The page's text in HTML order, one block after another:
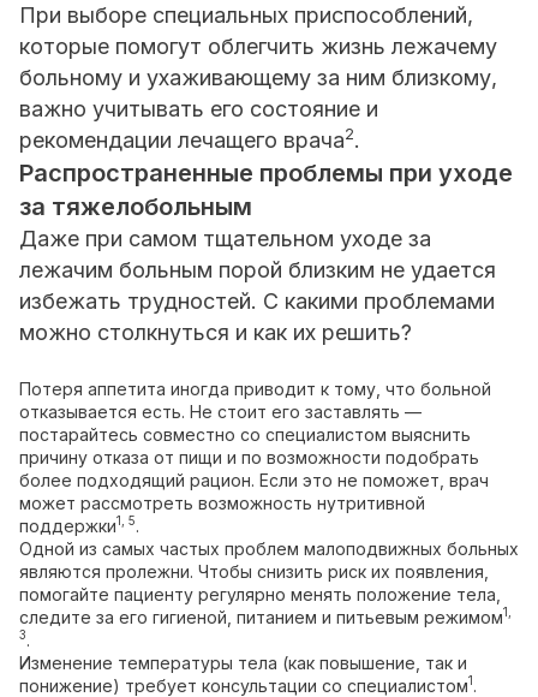
При выборе специальных приспособлений,
которые помогут облегчить жизнь лежачему
больному и ухаживающему за ним близкому,
важно учитывать его состояние и
рекомендации лечащего врача2.
Распространенные проблемы при уходе
за тяжелобольным
Даже при самом тщательном уходе за
лежачим больным порой близким не удается
избежать трудностей. С какими проблемами
можно столкнуться и как их решить?
Потеря аппетита иногда приводит к тому, что больной
отказывается есть. Не стоит его заставлять —
постарайтесь совместно со специалистом выяснить
причину отказа от пищи и по возможности подобрать
более подходящий рацион. Если это не поможет, врач
может рассмотреть возможность нутритивной
поддержки1, 5.
Одной из самых частых проблем малоподвижных больных
являются пролежни. Чтобы снизить риск их появления,
помогайте пациенту регулярно менять положение тела,
следите за его гигиеной, питанием и питьевым режимом1,
3.
Изменение температуры тела (как повышение, так и
понижение) требует консультации со специалистом1 .